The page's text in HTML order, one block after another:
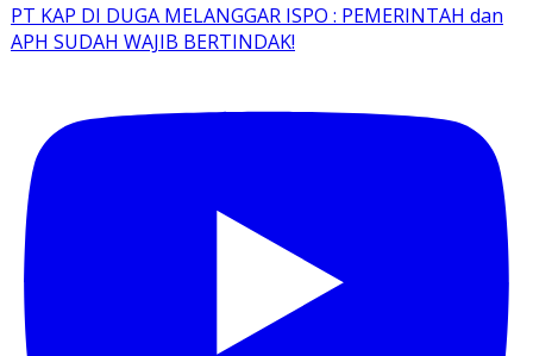
PT KAP DI DUGA MELANGGAR ISPO : PEMERINTAH dan
APH SUDAH WAJIB BERTINDAK!